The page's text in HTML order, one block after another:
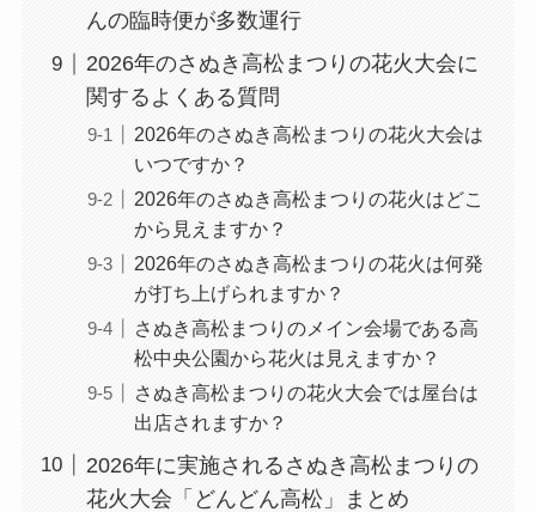
んの臨時便が多数運行
2026年のさぬき高松まつりの花火大会に
関するよくある質問
2026年のさぬき高松まつりの花火大会は
いつですか？
2026年のさぬき高松まつりの花火はどこ
から見えますか？
2026年のさぬき高松まつりの花火は何発
が打ち上げられますか？
さぬき高松まつりのメイン会場である高
松中央公園から花火は見えますか？
さぬき高松まつりの花火大会では屋台は
出店されますか？
2026年に実施されるさぬき高松まつりの
花火大会「どんどん高松」まとめ